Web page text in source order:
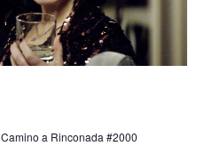
Camino a Rinconada #2000